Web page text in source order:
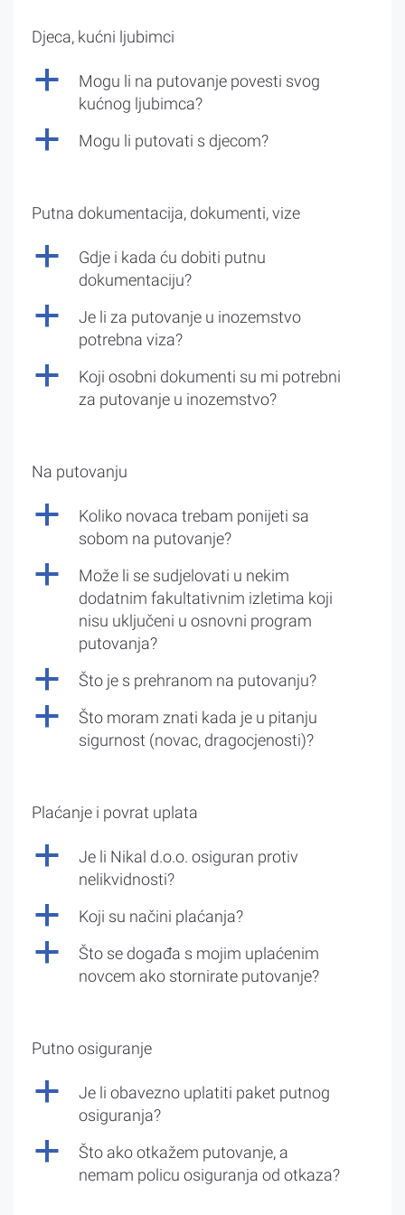
Djeca, kućni ljubimci
a
Mogu li na putovanje povesti svog
kućnog ljubimca?
a Mogu li putovati s djecom?
Putna dokumentacija, dokumenti, vize
a
Gdje i kada ću dobiti putnu
dokumentaciju?
a
Je li za putovanje u inozemstvo
potrebna viza?
a
Koji osobni dokumenti su mi potrebni
za putovanje u inozemstvo?
Na putovanju
a
Koliko novaca trebam ponijeti sa
sobom na putovanje?
a
Može li se sudjelovati u nekim
dodatnim fakultativnim izletima koji
nisu uključeni u osnovni program
putovanja?
a Što je s prehranom na putovanju?
a
Što moram znati kada je u pitanju
sigurnost (novac, dragocjenosti)?
Plaćanje i povrat uplata
a
Je li Nikal d.o.o. osiguran protiv
nelikvidnosti?
a Koji su načini plaćanja?
a
Što se događa s mojim uplaćenim
novcem ako stornirate putovanje?
Putno osiguranje
a
Je li obavezno uplatiti paket putnog
osiguranja?
a
Što ako otkažem putovanje, a
nemam policu osiguranja od otkaza?